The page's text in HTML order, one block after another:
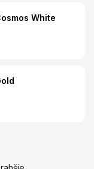
White